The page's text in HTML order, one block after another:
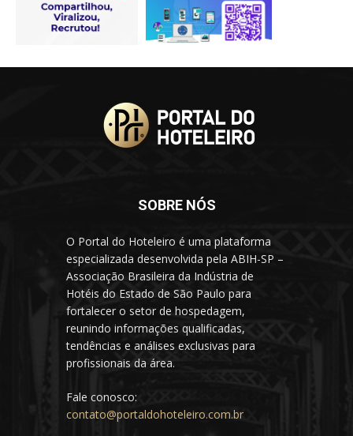
SOBRE NÓS
O Portal do Hoteleiro é uma plataforma
especializada desenvolvida pela ABIH-SP –
Associação Brasileira da Indústria de
Hotéis do Estado de São Paulo para
fortalecer o setor de hospedagem,
reunindo informações qualificadas,
tendências e análises exclusivas para
profissionais da área.
Fale conosco:
contato@portaldohoteleiro.com.br